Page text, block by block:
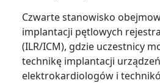
Czwarte stanowisko
implantacji pętlowych
(ILR/ICM), gdzie uczestnicy
technikę implantacji
elektrokardiologów i